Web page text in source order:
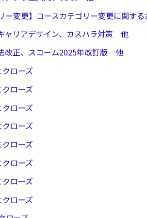
変更】コースカテゴリー変更に関する
ャリアデザイン、カスハラ対策 他
改正、スコーム2025年改訂版 他
ローズ
ローズ
ローズ
ローズ
ローズ
ローズ
ローズ
ローズ